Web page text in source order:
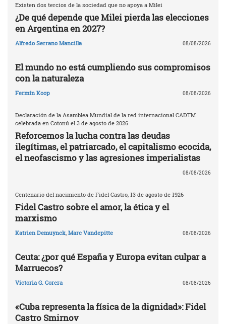
Existen dos tercios de la sociedad que no apoya a Milei
¿De qué depende que Milei pierda las elecciones
en Argentina en 2027?
Alfredo Serrano Mancilla 08/08/2026
El mundo no está cumpliendo sus compromisos
con la naturaleza
Fermín Koop 08/08/2026
Declaración de la Asamblea Mundial de la red internacional CADTM
celebrada en Cotonú el 3 de agosto de 2026
Reforcemos la lucha contra las deudas
ilegítimas, el patriarcado, el capitalismo ecocida,
el neofascismo y las agresiones imperialistas
08/08/2026
Centenario del nacimiento de Fidel Castro, 13 de agosto de 1926
Fidel Castro sobre el amor, la ética y el
marxismo
Katrien Demuynck, Marc Vandepitte 08/08/2026
Ceuta: ¿por qué España y Europa evitan culpar a
Marruecos?
Victoria G. Corera 08/08/2026
«Cuba representa la física de la dignidad»: Fidel
Castro Smirnov